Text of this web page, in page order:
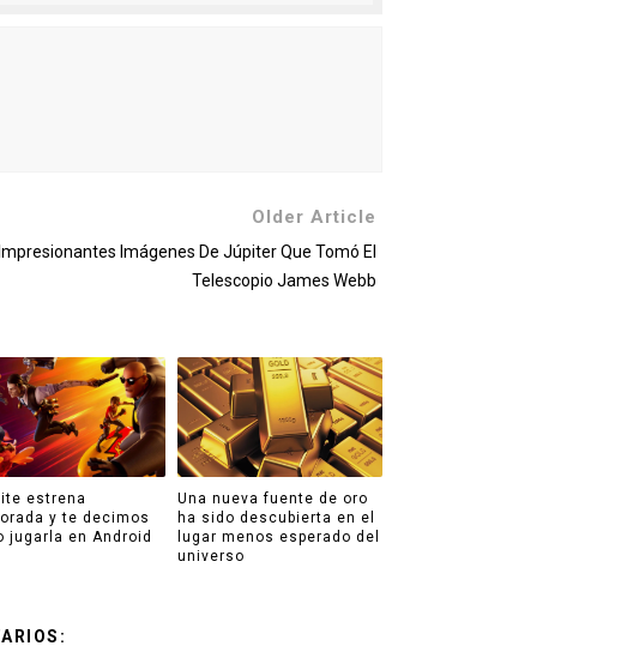
Older Article
Imágenes De Júpiter Que Tomó El
Telescopio James Webb
estrena
y te decimos
jugarla en Android
Una nueva fuente de oro
ha sido descubierta en el
lugar menos esperado del
universo